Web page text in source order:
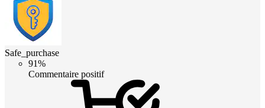
Safe_purchase
91%
Commentaire positif